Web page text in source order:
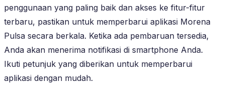
penggunaan yang paling baik dan akses ke fitur-fitur
terbaru, pastikan untuk memperbarui aplikasi Morena
Pulsa secara berkala. Ketika ada pembaruan tersedia,
Anda akan menerima notifikasi di smartphone Anda.
Ikuti petunjuk yang diberikan untuk memperbarui
aplikasi dengan mudah.